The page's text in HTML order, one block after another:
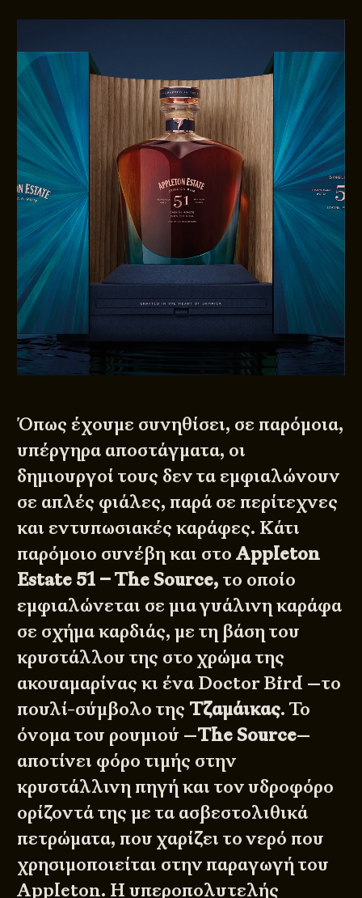
Όπως έχουμε συνηθίσει, σε παρόμοια,
υπέργηρα αποστάγματα, οι
δημιουργοί τους δεν τα εμφιαλώνουν
σε απλές φιάλες, παρά σε περίτεχνες
και εντυπωσιακές καράφες. Κάτι
παρόμοιο συνέβη και στοAppleton
Estate 51 – The Source, το οποίο
εμφιαλώνεται σε μια γυάλινη καράφα
σε σχήμα καρδιάς, με τη βάση του
κρυστάλλου της στο χρώμα της
ακουαμαρίνας κι ένα Doctor Bird —το
πουλί-σύμβολο της Τζαμάικας. Το
όνομα του ρουμιού —The Source—
αποτίνει φόρο τιμής στην
κρυστάλλινη πηγή και τον υδροφόρο
ορίζοντά της με τα ασβεστολιθικά
πετρώματα, που χαρίζει το νερό που
χρησιμοποιείται στην παραγωγή του
Appleton. Η υπεροπολυτελής